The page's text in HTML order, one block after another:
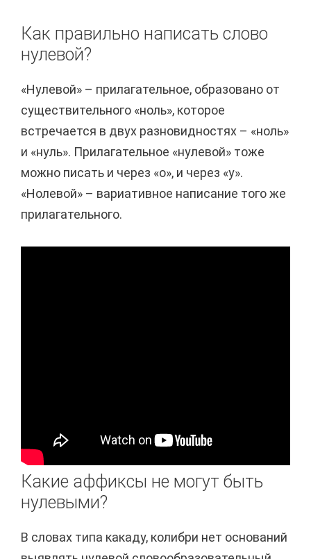
Как правильно написать слово
нулевой?
«Нулевой» – прилагательное, образовано от
существительного «ноль», которое
встречается в двух разновидностях – «ноль»
и «нуль». Прилагательное «нулевой» тоже
можно писать и через «о», и через «у».
«Нолевой» – вариативное написание того же
прилагательного.
Какие аффиксы не могут быть
нулевыми?
В словах типа какаду, колибри нет оснований